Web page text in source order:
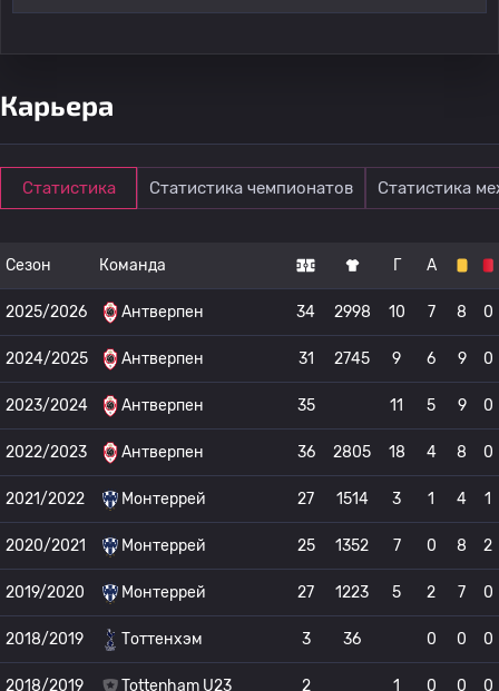
Карьера
Статистика Статистика чемпионатов Статистика
Сезон Команда Г А
2025/2026 Антверпен 34 2998 10 7 8 0
2024/2025 Антверпен 31 2745 9 6 9 0
2023/2024 Антверпен 35 11 5 9 0
2022/2023 Антверпен 36 2805 18 4 8 0
2021/2022 Монтеррей 27 1514 3 1 4 1
2020/2021 Монтеррей 25 1352 7 0 8 2
2019/2020 Монтеррей 27 1223 5 2 7 0
2018/2019 Тоттенхэм 3 36 0 0 0
2018/2019 Tottenham U23 2 1 0 0 0